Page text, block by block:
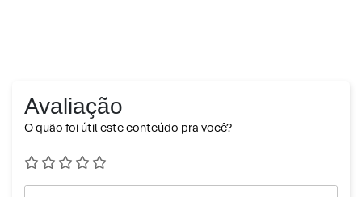
Avaliação
O quão foi útil este conteúdo pra você?